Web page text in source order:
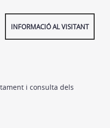
INFORMACIÓ AL VISITANT
i consulta dels